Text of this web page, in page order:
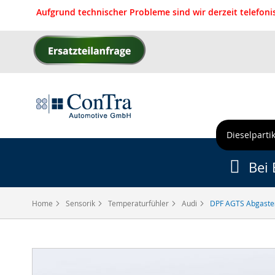
Aufgrund technischer Probleme sind wir derzeit
Direkt
zum
Home Sensorik Temperaturfühler Audi DPF AGTS
Bei